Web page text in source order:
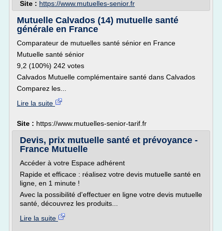
Site : https://www.mutuelles-senior.fr
Mutuelle Calvados (14) mutuelle santé
générale en France
Comparateur de mutuelles santé sénior en France
Mutuelle santé sénior
9,2 (100%) 242 votes
Calvados Mutuelle complémentaire santé dans Calvados
Comparez les...
Lire la suite
Site : https://www.mutuelles-senior-tarif.fr
Devis, prix mutuelle santé et prévoyance -
France Mutuelle
Accéder à votre Espace adhérent
Rapide et efficace : réalisez votre devis mutuelle santé en
ligne, en 1 minute !
Avec la possibilité d'effectuer en ligne votre devis mutuelle
santé, découvrez les produits...
Lire la suite